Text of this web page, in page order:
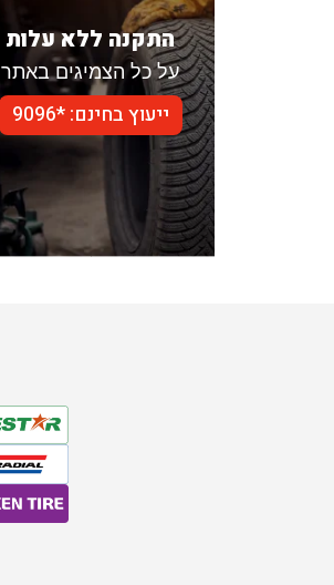
התקנה ללא עלות
על כל הצמיגים באתר
ייעוץ בחינם: *9096